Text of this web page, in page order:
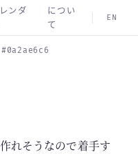
ンダ
につい
て
EN
#0a2ae6c6
れそうなので着手す